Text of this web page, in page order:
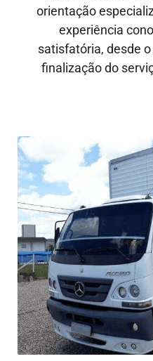
orientação
experiência
satisfatória, desde
finalização do